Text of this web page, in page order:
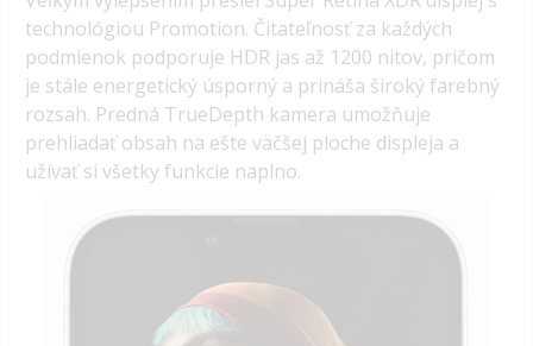
technológiou Promotion. Čitateľnosť za každých
podmienok podporuje HDR jas až 1200 nitov, pričom
je stále energetický úsporný a prináša široký farebný
rozsah. Predná TrueDepth kamera umožňuje
prehliadať obsah na ešte väčšej ploche displeja a
užívať si všetky funkcie naplno.